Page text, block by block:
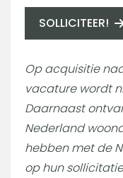
SOLLICITEER!
Op acquisitie
vacature wordt
Daarnaast
Nederland
hebben met de
op hun